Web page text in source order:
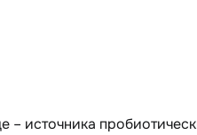
– источника